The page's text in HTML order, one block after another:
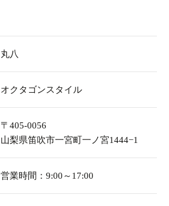
丸八
オクタゴンスタイル
〒405-0056
山梨県笛吹市一宮町一ノ宮1444−1
営業時間：9:00～17:00